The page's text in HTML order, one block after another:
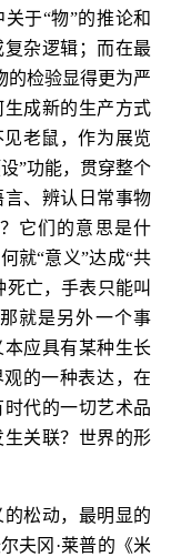
于“物”的推论和
杂逻辑；而在最
的检验显得更为严
成新的生产方式
老鼠，作为展览
”功能，贯穿整个
、辨认日常事物
它们的意思是什
就“意义”达成“共
亡，手表只能叫
就是另外一个事
应具有某种生长
的一种表达，在
代的一切艺术品
关联？世界的形
松动，最明显的
夫冈·莱普的《米